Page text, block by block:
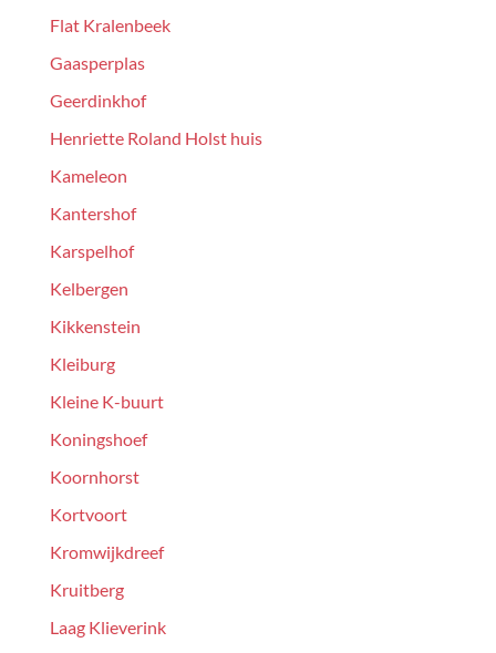
Flat Kralenbeek
Gaasperplas
Geerdinkhof
Henriette Roland Holst huis
Kameleon
Kantershof
Karspelhof
Kelbergen
Kikkenstein
Kleiburg
Kleine K-buurt
Koningshoef
Koornhorst
Kortvoort
Kromwijkdreef
Kruitberg
Laag Klieverink